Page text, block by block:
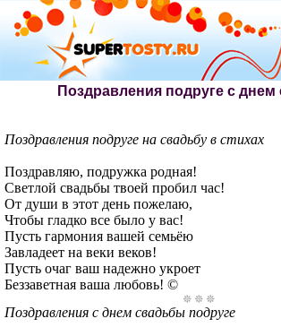
Поздравления подруге с
Поздравления подруге на свадьбу в стихах
Поздравляю, подружка родная!
Светлой свадьбы твоей пробил час!
От души в этот день пожелаю,
Чтобы гладко все было у вас!
Пусть гармония вашей семьёю
Завладеет на веки веков!
Пусть очаг ваш надежно укроет
Беззаветная ваша любовь! ©
Поздравления с днем свадьбы подруге